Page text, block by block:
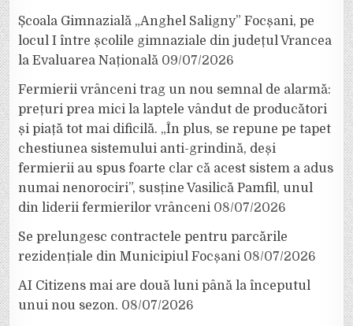
Școala Gimnazială „Anghel Saligny” Focșani, pe
locul I între școlile gimnaziale din județul Vrancea
la Evaluarea Națională 09/07/2026
Fermierii vrânceni trag un nou semnal de alarmă:
prețuri prea mici la laptele vândut de producători
și piață tot mai dificilă. „În plus, se repune pe tapet
chestiunea sistemului anti-grindină, deși
fermierii au spus foarte clar că acest sistem a adus
numai nenorociri”, susține Vasilică Pamfil, unul
din liderii fermierilor vrânceni 08/07/2026
Se prelungesc contractele pentru parcările
rezidențiale din Municipiul Focșani 08/07/2026
AI Citizens mai are două luni până la începutul
unui nou sezon. 08/07/2026